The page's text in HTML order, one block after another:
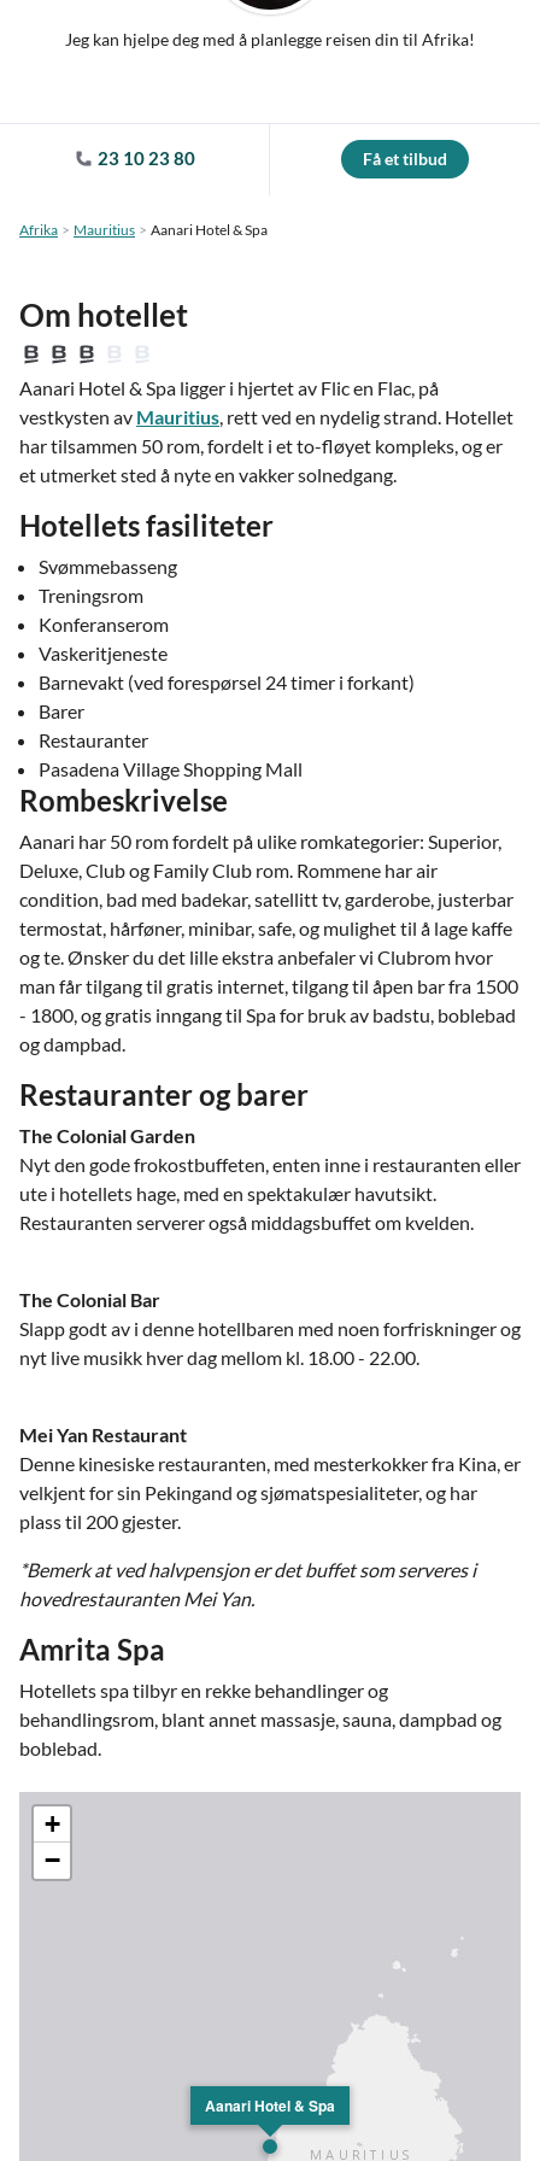
Jeg kan hjelpe deg med å planlegge reisen din til Afrika!
23 10 23 80 Få et tilbud
Afrika Mauritius Aanari Hotel & Spa
Om hotellet
Aanari Hotel & Spa ligger i hjertet av Flic en Flac, på
vestkysten av Mauritius, rett ved en nydelig strand. Hotellet
har tilsammen 50 rom, fordelt i et to-fløyet kompleks, og er
et utmerket sted å nyte en vakker solnedgang.
Hotellets fasiliteter
Svømmebasseng
Treningsrom
Konferanserom
Vaskeritjeneste
Barnevakt (ved forespørsel 24 timer i forkant)
Barer
Restauranter
Pasadena Village Shopping Mall
Rombeskrivelse
Aanari har 50 rom fordelt på ulike romkategorier: Superior,
Deluxe, Club og Family Club rom. Rommene har air
condition, bad med badekar, satellitt tv, garderobe, justerbar
termostat, hårføner, minibar, safe, og mulighet til å lage kaffe
og te. Ønsker du det lille ekstra anbefaler vi Clubrom hvor
man får tilgang til gratis internet, tilgang til åpen bar fra 1500
- 1800, og gratis inngang til Spa for bruk av badstu, boblebad
og dampbad.
Restauranter og barer
The Colonial Garden
Nyt den gode frokostbuffeten, enten inne i restauranten eller
ute i hotellets hage, med en spektakulær havutsikt.
Restauranten serverer også middagsbuffet om kvelden.
The Colonial Bar
Slapp godt av i denne hotellbaren med noen forfriskninger og
nyt live musikk hver dag mellom kl. 18.00 - 22.00.
Mei Yan Restaurant
Denne kinesiske restauranten, med mesterkokker fra Kina, er
velkjent for sin Pekingand og sjømatspesialiteter, og har
plass til 200 gjester.
*Bemerk at ved halvpensjon er det buffet som serveres i
hovedrestauranten Mei Yan.
Amrita Spa
Hotellets spa tilbyr en rekke behandlinger og
behandlingsrom, blant annet massasje, sauna, dampbad og
boblebad.
Aanari Hotel & Spa
+
−